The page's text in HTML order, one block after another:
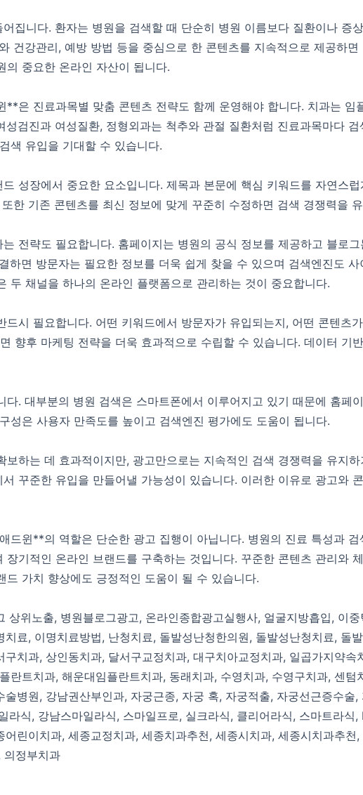
집니다. 환자는 병원을 검색할 때 단순히 병원 이름보다 질환이나 증
건강관리, 예방 방법 등을 중심으로 한 콘텐츠를 지속적으로 제공하
의 중요한 온라인 자산이 됩니다.
은 진료과목별 맞춤 콘텐츠 전략도 함께 운영해야 합니다. 치과는 임
성검진과 여성질환, 정형외과는 척추와 관절 질환처럼 진료과목마다
색 유입을 기대할 수 있습니다.
성장에서 중요한 요소입니다. 제목과 본문에 핵심 키워드를 자연스
한 기존 콘텐츠를 최신 정보에 맞게 꾸준히 수정하면 검색 경쟁력을
전략도 필요합니다. 홈페이지는 병원의 공식 정보를 제공하고 블로
하면 방문자는 필요한 정보를 더욱 쉽게 찾을 수 있으며 검색엔진도
두 채널을 하나의 온라인 플랫폼으로 관리하는 것이 중요합니다.
드시 필요합니다. 어떤 키워드에서 방문자가 유입되는지, 어떤 콘텐츠
향후 마케팅 전략을 더욱 효과적으로 수립할 수 있습니다. 데이터 기
다. 대부분의 병원 검색은 스마트폰에서 이루어지고 있기 때문에 홈페
성은 사용자 만족도를 높이고 검색엔진 평가에도 도움이 됩니다.
보하는 데 효과적이지만, 광고만으로는 지속적인 검색 경쟁력을 유지
꾸준한 유입을 만들어낼 가능성이 있습니다. 이러한 이유로 광고와
드윈**의 역할은 단순한 광고 집행이 아닙니다. 병원의 진료 특성과
장기적인 온라인 브랜드를 구축하는 것입니다. 꾸준한 콘텐츠 관리와
드 가치 향상에도 긍정적인 도움이 될 수 있습니다.
상위노출, 병원블로그광고, 온라인종합광고실행사, 얼굴지방흡입, 이중
치료, 이명치료방법, 난청치료, 돌발성난청한의원, 돌발성난청치료, 돌
구치과, 상인동치과, 달서구교정치과, 대구치아교정치과, 일곱가지약속
란트치과, 해운대임플란트치과, 동래치과, 수영치과, 수영구치과, 센텀
술병원, 강남권산부인과, 자궁근종, 자궁 혹, 자궁적출, 자궁선근증수술,
라식, 강남스마일라식, 스마일프로, 실크라식, 클리어라식, 스마트라식,
어린이치과, 세종교정치과, 세종치과추천, 세종시치과, 세종시치과추천,
의정부치과